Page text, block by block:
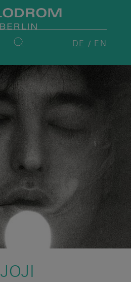
DE EN
JOJI